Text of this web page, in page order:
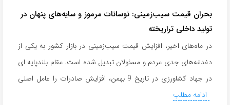
بحران قیمت سیب‌زمینی: نوسانات مرموز و سایه‌های پنهان در
تولید داخلی تراریخته
در ماه‌های اخیر، افزایش قیمت سیب‌زمینی در بازار کشور به یکی از
دغدغه‌های جدی مردم و مسئولان تبدیل شده است. مقام بلندپایه ای
در جهاد کشاورزی در تاریخ 9 بهمن، افزایش صادرات را عامل اصلی
ادامه مطلب